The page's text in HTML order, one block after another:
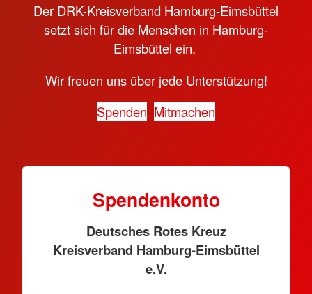
Der DRK-Kreisverband Hamburg-Eimsbüttel
setzt sich für die Menschen in Hamburg-
Eimsbüttel ein.
Wir freuen uns über jede Unterstützung!
Spenden Mitmachen
Spendenkonto
Deutsches Rotes Kreuz
Kreisverband Hamburg-Eimsbüttel
e.V.